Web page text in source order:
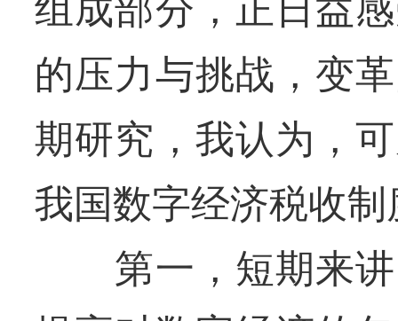
组成部分，正日益
的压力与挑战，变
期研究，我认为，
我国数字经济税收制
第一，短期来讲